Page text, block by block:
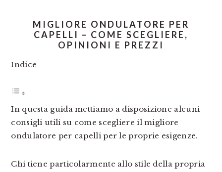
MIGLIORE ONDULATORE PER
CAPELLI – COME SCEGLIERE,
OPINIONI E PREZZI
Indice
In questa guida mettiamo a disposizione alcuni
consigli utili su come scegliere il migliore
ondulatore per capelli per le proprie esigenze.
Chi tiene particolarmente allo stile della propria